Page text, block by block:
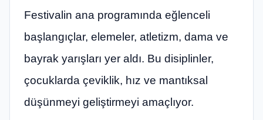
Festivalin ana programında eğlenceli
başlangıçlar, elemeler, atletizm, dama ve
bayrak yarışları yer aldı. Bu disiplinler,
çocuklarda çeviklik, hız ve mantıksal
düşünmeyi geliştirmeyi amaçlıyor.